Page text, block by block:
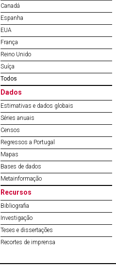
Canadá
Espanha
EUA
França
Reino Unido
Suíça
Todos
Dados
Estimativas e dados globais
Séries anuais
Censos
Regressos a Portugal
Mapas
Bases de dados
Metainformação
Recursos
Bibliografia
Investigação
Teses e dissertações
Recortes de imprensa